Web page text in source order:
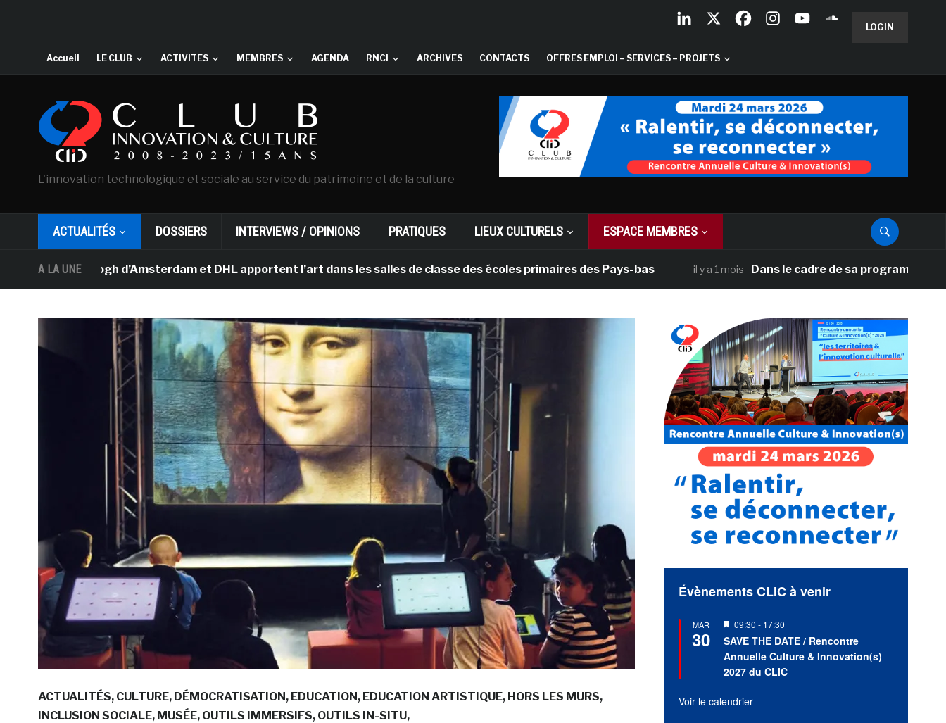
LOGIN
Accueil LE CLUB ACTIVITES MEMBRES AGENDA RNCI ARCHIVES CONTACTS OFFRES EMPLOI – SERVICES – PROJETS
L'innovation technologique et sociale au service du patrimoine et de la culture
ACTUALITÉS DOSSIERS INTERVIEWS / OPINIONS PRATIQUES LIEUX CULTURELS ESPACE MEMBRES
A LA UNE
Van Gogh d’Amsterdam et DHL apportent l’art dans les salles de classe des écoles primaires des Pays-bas il y a 1 mois Dans le cadre de sa programmation
ACTUALITÉS CULTURE DÉMOCRATISATION EDUCATION EDUCATION ARTISTIQUE HORS LES MURS
INCLUSION SOCIALE MUSÉE OUTILS IMMERSIFS OUTILS IN-SITU
Évènements CLIC à venir
MAR
30
Mis
en
avant
09:30 - 17:30
SAVE THE DATE / Rencontre
Annuelle Culture & Innovation(s)
2027 du CLIC
Voir le calendrier